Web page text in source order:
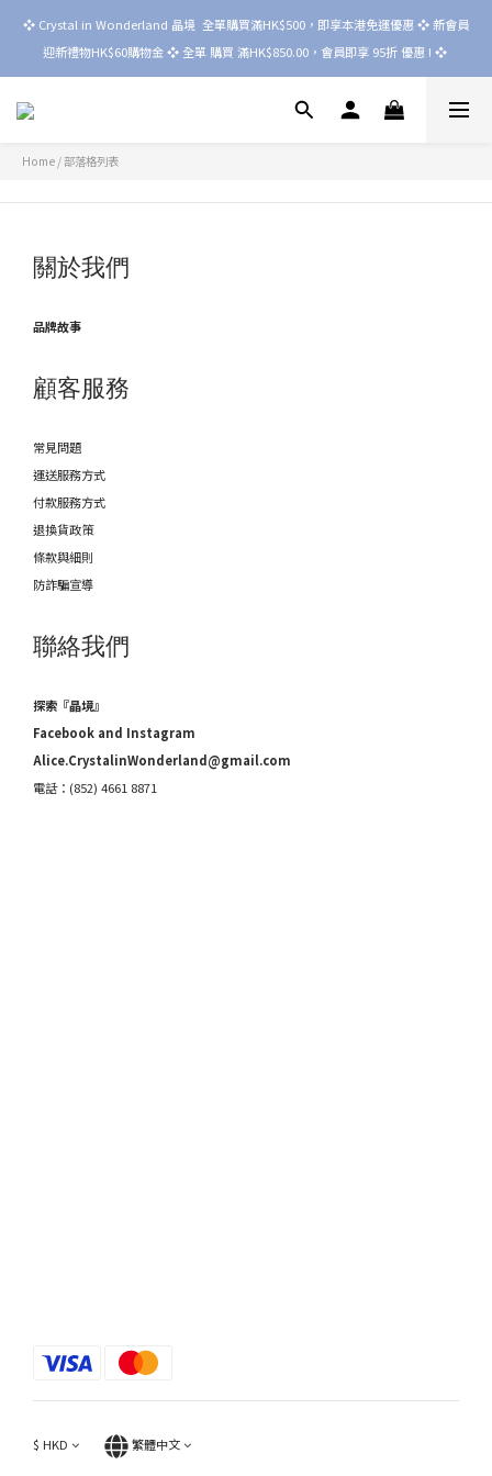
❖ Crystal in Wonderland 晶境  全單購買滿HK$500，即享本港免運優惠 ❖ 新會員
迎新禮物HK$60購物金 ❖ 全單 購買 滿HK$850.00，會員即享 95折 優惠 ! ❖
Home /部落格列表
關於我們
品牌故事
顧客服務
常見問題
運送服務方式
付款服務方式
退換貨政策
條款與細則
防詐騙宣導
聯絡我們
探索『晶境』
Facebook and Instagram
Alice.CrystalinWonderland@gmail.com
電話：(852) 4661 8871
$ HKD 繁體中文